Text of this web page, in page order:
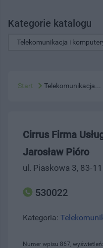
Kategorie katalogu
Start Telekomunikacja...
Cirrus Firma
Jarosław Pióro
ul. Piaskowa 3, 83-
530022
Kategoria:
Numer wpisu 867,